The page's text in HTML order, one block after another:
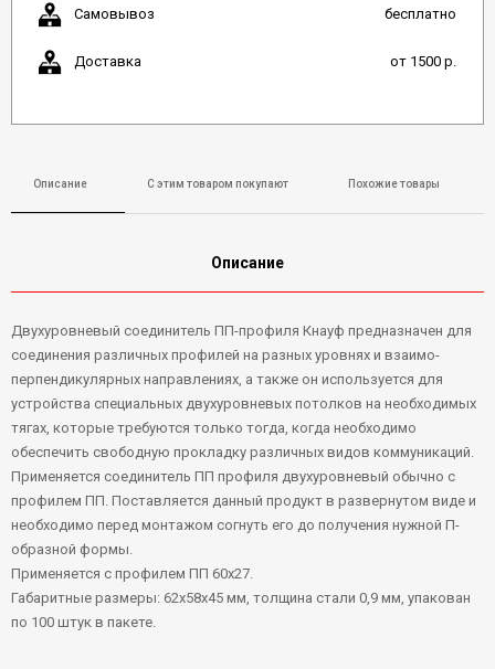
Самовывоз бесплатно
Доставка от 1500 р.
Описание С этим товаром покупают Похожие товары
Описание
Двухуровневый соединитель ПП-профиля Кнауф предназначен для
соединения различных профилей на разных уровнях и взаимо-
перпендикулярных направлениях, а также он используется для
устройства специальных двухуровневых потолков на необходимых
тягах, которые требуются только тогда, когда необходимо
обеспечить свободную прокладку различных видов коммуникаций.
Применяется соединитель ПП профиля двухуровневый обычно с
профилем ПП. Поставляется данный продукт в развернутом виде и
необходимо перед монтажом согнуть его до получения нужной П-
образной формы.
Применяется с профилем ПП 60х27.
Габаритные размеры: 62х58х45 мм, толщина стали 0,9 мм, упакован
по 100 штук в пакете.